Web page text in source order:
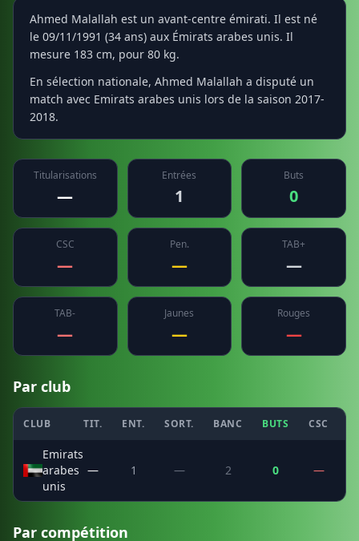
Ahmed Malallah est un avant-centre émirati. Il est né
le 09/11/1991 (34 ans) aux Émirats arabes unis. Il
mesure 183 cm, pour 80 kg.
En sélection nationale, Ahmed Malallah a disputé un
match avec Emirats arabes unis lors de la saison 2017-
2018.
Titularisations
—
Entrées
1
Buts
0
CSC
—
Pen.
—
TAB+
—
TAB-
—
Jaunes
—
Rouges
—
Par club
CLUB TIT. ENT. SORT. BANC BUTS CSC
Emirats
arabes
unis
— 1 — 2 0 —
Par compétition